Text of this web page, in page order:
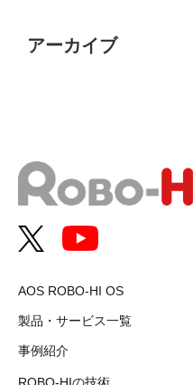
アーカイブ
AOS ROBO-HI OS
製品・サービス一覧
事例紹介